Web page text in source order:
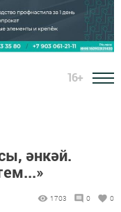
16+
әнкәй.
1703 0 0